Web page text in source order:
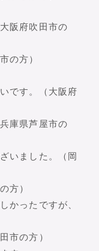
阪府吹田市の
の方）
です。（大阪府
庫県芦屋市の
いました。（岡
方）
かったですが、
市の方）